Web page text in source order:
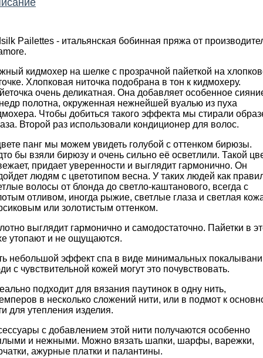
Pailettes - итальянская бобинная пряжа от
кидмохер на шелке с прозрачной пайеткой на
Хлопковая ниточка подобрана в тон к кидмохеру.
очень деликатная. Она добавляет особенное
полотна, окруженная нежнейшей вуалью из пуха
Чтобы добиться такого эффекта мы стирали
Второй раз использовали кондиционер для волос.
панг мы можем увидеть голубой с оттенком бирюзы.
бы взяли бирюзу и очень сильно её осветлили. Такой
придает уверенности и выглядит гармонично. Он
людям с цветотипом весна. У таких людей как
волосы от блонда до светло-каштанового, всегда с
отливом, иногда рыжие, светлые глаза и светлая
или золотистым оттенком.
выглядит гармонично и самодостаточно. Пайетки в
утопают и не ощущаются.
небольшой эффект спа в виде минимальных
с чувствительной кожей могут это почувствовать.
подходит для вязания паутинок в одну нить,
в несколько сложений нити, или в подмот к
для утепления изделия.
с добавлением этой нити получаются особенно
и нежными. Можно вязать шапки, шарфы, варежки,
ажурные платки и палантины.